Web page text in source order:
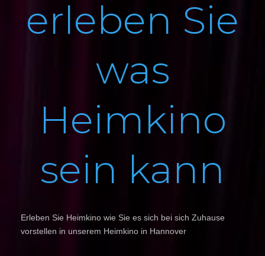
erleben Sie
was
Heimkino
sein kann
Erleben Sie Heimkino wie Sie es sich bei sich Zuhause
vorstellen in unserem Heimkino in Hannover